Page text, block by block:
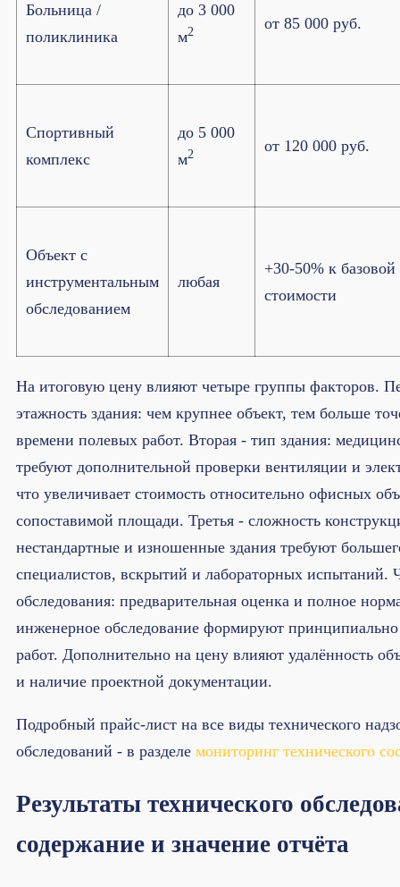
Больница /
поликлиника
до 3 000
м2 от 85 000 руб.
Спортивный
комплекс
до 5 000
м2 от 120 000 руб.
Объект с
инструментальным
обследованием
любая
+30-50% к базовой
стоимости
На итоговую цену влияют четыре группы факторов.
этажность здания: чем крупнее объект, тем больше
времени полевых работ. Вторая - тип здания:
требуют дополнительной проверки вентиляции и
что увеличивает стоимость относительно офисных
сопоставимой площади. Третья - сложность
нестандартные и изношенные здания требуют
специалистов, вскрытий и лабораторных испытаний.
обследования: предварительная оценка и полное
инженерное обследование формируют
работ. Дополнительно на цену влияют удалённость
и наличие проектной документации.
Подробный прайс-лист на все виды технического
обследований - в разделе мониторинг технического
Результаты технического
содержание и значение отчёта